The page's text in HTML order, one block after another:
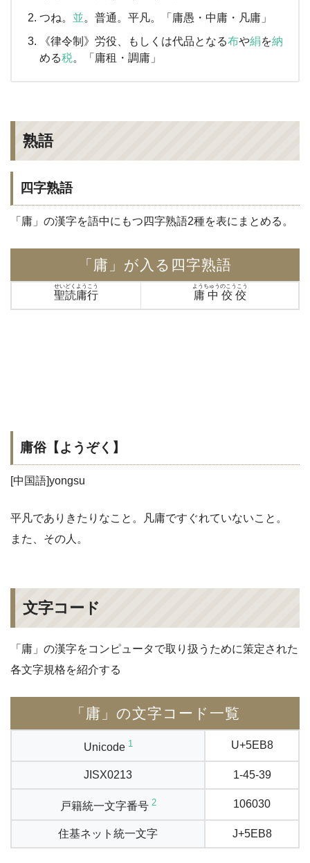
つね。 並。普通。平凡。「庸愚・中庸・凡庸」
《律令制》労役、もしくは代品となる布や絹を納
める税。「庸租・調庸」
熟語
四字熟語
「庸」の漢字を語中にもつ四字熟語2種を表にまとめる。
「庸」が入る四字熟語
聖読庸行
せいどくようこう
庸中佼佼
ようちゅうのこうこう
庸俗【ようぞく】
[中国語]yongsu
平凡でありきたりなこと。凡庸ですぐれていないこと。
また、その人。
文字コード
「庸」の漢字をコンピュータで取り扱うために策定された
各文字規格を紹介する
「庸」の文字コード一覧
Unicode 1 U+5EB8
JISX0213 1-45-39
戸籍統一文字番号 2 106030
住基ネット統一文字 J+5EB8